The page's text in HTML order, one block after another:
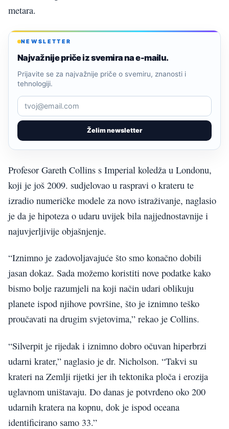
metara.
NEWSLETTER
Najvažnije priče iz svemira na e-mailu.
Želim newsletter
Prijavite se za najvažnije priče o svemiru, znanosti i
tehnologiji.
Profesor Gareth Collins s Imperial koledža u Londonu,
koji je još 2009. sudjelovao u raspravi o krateru te
izradio numeričke modele za novo istraživanje, naglasio
je da je hipoteza o udaru uvijek bila najjednostavnije i
najuvjerljivije objašnjenje.
“Iznimno je zadovoljavajuće što smo konačno dobili
jasan dokaz. Sada možemo koristiti nove podatke kako
bismo bolje razumjeli na koji način udari oblikuju
planete ispod njihove površine, što je iznimno teško
proučavati na drugim svjetovima,” rekao je Collins.
“Silverpit je rijedak i iznimno dobro očuvan hiperbrzi
udarni krater,” naglasio je dr. Nicholson. “Takvi su
krateri na Zemlji rijetki jer ih tektonika ploča i erozija
uglavnom uništavaju. Do danas je potvrđeno oko 200
udarnih kratera na kopnu, dok je ispod oceana
identificirano samo 33.”